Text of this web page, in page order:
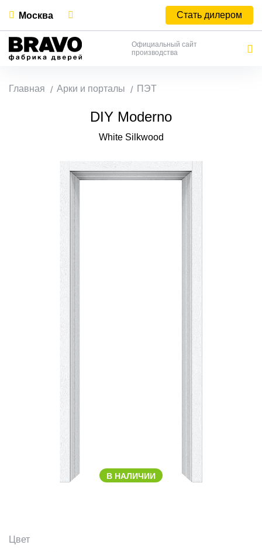
Москва Стать дилером
Официальный сайт
производства
Главная Арки и порталы ПЭТ
DIY Moderno
White Silkwood
В НАЛИЧИИ
Цвет